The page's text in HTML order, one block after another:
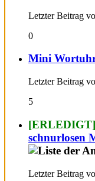
Letzter Beitrag
0
Mini
Letzter Beitrag
5
[ERLEDIGT]
schnurlosen
Letzter Beitrag